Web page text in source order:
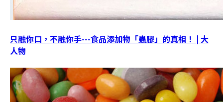
只融你口，不融你手---食品添加物「蟲膠」的真相！ | 大
人物